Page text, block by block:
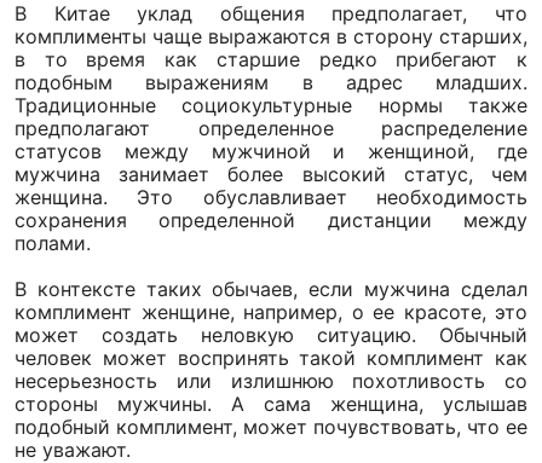
В Китае уклад общения предполагает, что
комплименты чаще выражаются в сторону старших,
в то время как старшие редко прибегают к
подобным выражениям в адрес младших.
Традиционные социокультурные нормы также
предполагают определенное распределение
статусов между мужчиной и женщиной, где
мужчина занимает более высокий статус, чем
женщина. Это обуславливает необходимость
сохранения определенной дистанции между
полами.
В контексте таких обычаев, если мужчина сделал
комплимент женщине, например, о ее красоте, это
может создать неловкую ситуацию. Обычный
человек может воспринять такой комплимент как
несерьезность или излишнюю похотливость со
стороны мужчины. А сама женщина, услышав
подобный комплимент, может почувствовать, что ее
не уважают.